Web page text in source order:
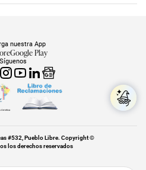
Síguenos
nuestra App
Google Play
América
#532, Pueblo Libre. Copyright ©
los derechos reservados